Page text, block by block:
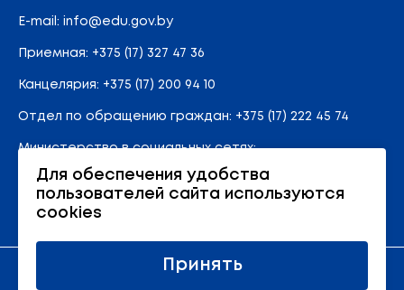
E-mail: info@edu.gov.by
Приемная: +375 (17) 327 47 36
Канцелярия: +375 (17) 200 94 10
Отдел по обращению граждан: +375 (17) 222 45 74
Министерство в социальных сетях:
Карта сайта
Для обеспечения удобства
пользователей сайта используются
cookies
Принять